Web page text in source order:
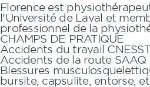
Florence est
l'Université de Laval et
professionnel de la
CHAMPS DE PRATIQUE
Accidents du travail CNESST
Accidents de la route SAAQ
Blessures
bursite, capsulite, entorse,